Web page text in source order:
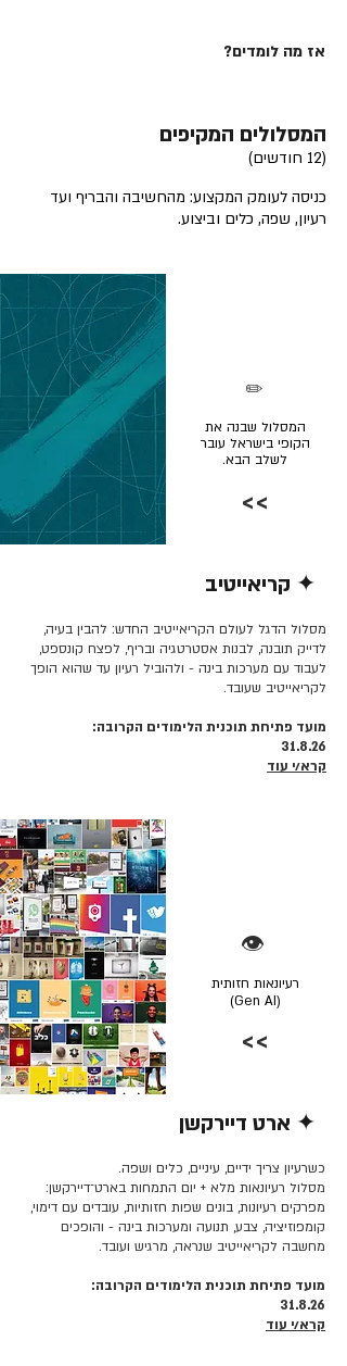
אז מה לומדים?
המסלולים המקיפים
(12 חודשים)
כניסה לעומק המקצוע: מהחשיבה והבריף ועד
רעיון, שפה, כלים וביצוע.
המסלול שבנה את
הקופי בישראל עובר
לשלב הבא.
✏️
>>
✦ קריאייטיב
מסלול הדגל לעולם הקריאייטיב החדש: להבין בעיה,
לדייק תובנה, לבנות אסטרטגיה ובריף, לפצח קונספט,
לעבוד עם מערכות בינה - ולהוביל רעיון עד שהוא הופך
לקריאייטיב שעובד.
מועד פתיחת תוכנית הלימודים הקרובה:
31.8.26
קרא/י עוד
👁️
רעיונאות חזותית
(Gen AI)
>>
✦ ארט דיירקשן
כשרעיון צריך ידיים, עיניים, כלים ושפה.
מסלול רעיונאות מלא + יום התמחות בארט־דיירקשן:
מפרקים רעיונות, בונים שפות חזותיות, עובדים עם דימוי,
קומפוזיציה, צבע, תנועה ומערכות בינה - והופכים
מחשבה לקריאייטיב שנראה, מרגיש ועובד.
מועד פתיחת תוכנית הלימודים הקרובה:
31.8.26
קרא/י עוד